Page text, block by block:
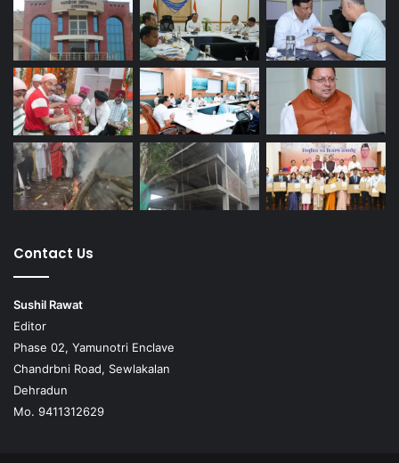
Contact Us
Sushil Rawat
Editor
Phase 02, Yamunotri Enclave
Chandrbni Road, Sewlakalan
Dehradun
Mo. 9411312629